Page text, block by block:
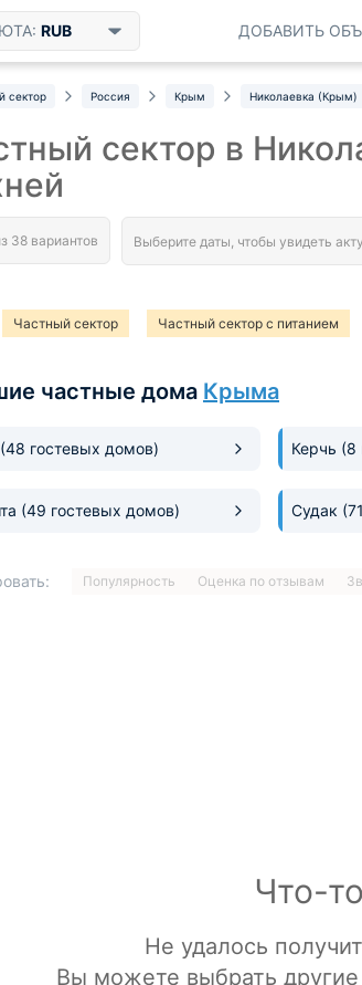
RUB ДОБАВИТЬ
сектор Россия Крым Николаевка (Крым)
сектор в
Частный сектор Частный сектор с питанием
частные дома Крыма
(48 гостевых домов) Керчь (8
(49 гостевых домов) Судак
Популярность Оценка по отзывам